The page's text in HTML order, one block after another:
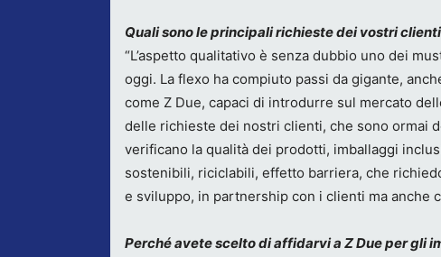
Quali sono le principali richieste dei vostri
“L’aspetto qualitativo è senza dubbio uno dei
oggi. La flexo ha compiuto passi da gigante,
come Z Due, capaci di introdurre sul mercato
delle richieste dei nostri clienti, che sono ormai
verificano la qualità dei prodotti, imballaggi
sostenibili, riciclabili, effetto barriera, che
e sviluppo, in partnership con i clienti ma anche
Perché avete scelto di affidarvi a Z Due per gli